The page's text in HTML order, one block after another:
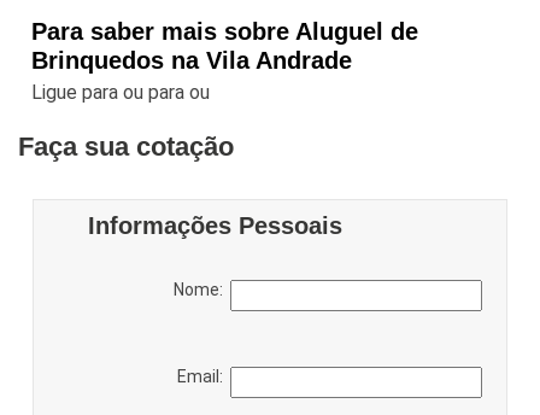
Para saber mais sobre Aluguel de
Brinquedos na Vila Andrade
Ligue paraou paraou
Faça sua cotação
Informações Pessoais
Nome:
Email: